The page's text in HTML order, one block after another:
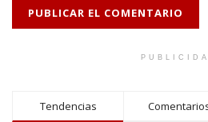
Tendencias